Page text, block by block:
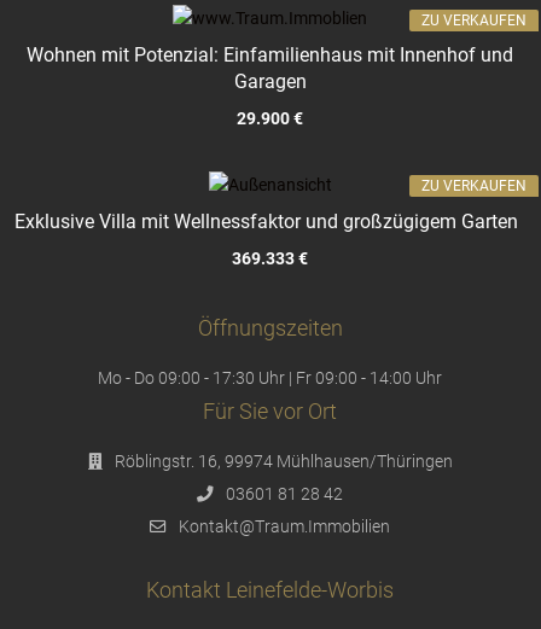
Wohnen mit Potenzial: Einfamilienhaus mit Innenhof und
Garagen
29.900 €
ZU VERKAUFEN
Exklusive Villa mit Wellnessfaktor und großzügigem Garten
369.333 €
ZU VERKAUFEN
Öffnungszeiten
Mo - Do 09:00 - 17:30 Uhr | Fr 09:00 - 14:00 Uhr
Für Sie vor Ort
Röblingstr. 16, 99974 Mühlhausen/Thüringen
03601 81 28 42
Kontakt@Traum.Immobilien
Kontakt Leinefelde-Worbis